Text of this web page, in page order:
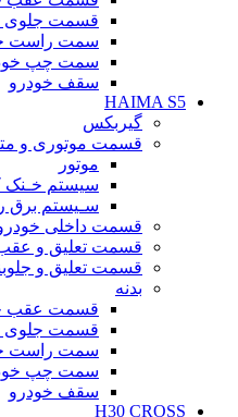
قسمت جلوی
سمت راست
سمت چپ
سقف خودرو
HAIMA S5
گیربکس
قسمت موتوری و
موتور
سیستم خـنک
سـیستم برق
قسمت داخلی
قسمت تعلیق و
قسمت تعلیق و
بدنه
قسمت عقب
قسمت جلوی
سمت راست
سمت چپ
سقف خودرو
H30 CROSS